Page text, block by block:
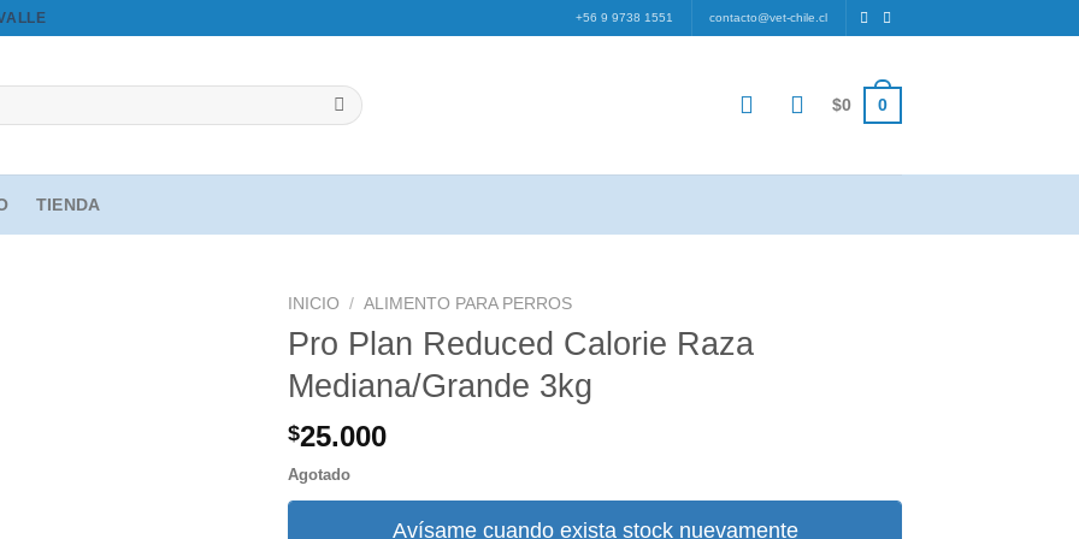
+56 9 9738 1551 contacto@vet-chile.cl
$0 0
TIENDA
INICIO / ALIMENTO PARA PERROS
Pro Plan Reduced Calorie Raza
Mediana/Grande 3kg
$25.000
Agotado
Avísame cuando exista stock nuevamente